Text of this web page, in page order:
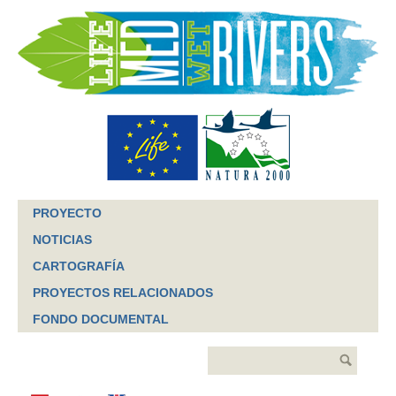
Jump to navigation
PROYECTO
NOTICIAS
CARTOGRAFÍA
PROYECTOS RELACIONADOS
FONDO DOCUMENTAL